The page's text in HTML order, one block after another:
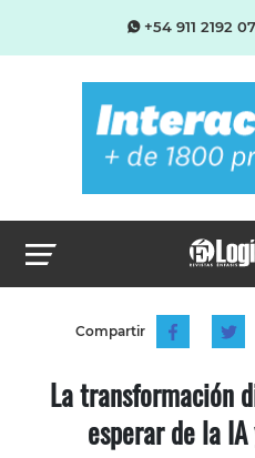
+54 911 2192
Compartir
La transformación
esperar de la